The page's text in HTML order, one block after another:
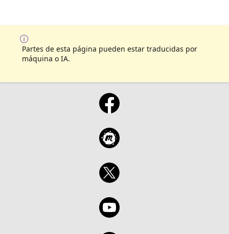
Partes de esta página pueden estar traducidas por
máquina o IA.